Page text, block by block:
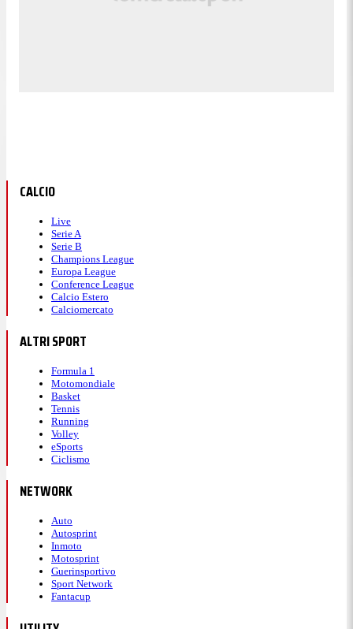
CALCIO
Live
Serie A
Serie B
Champions League
Europa League
Conference League
Calcio Estero
Calciomercato
ALTRI SPORT
Formula 1
Motomondiale
Basket
Tennis
Running
Volley
eSports
Ciclismo
NETWORK
Auto
Autosprint
Inmoto
Motosprint
Guerinsportivo
Sport Network
Fantacup